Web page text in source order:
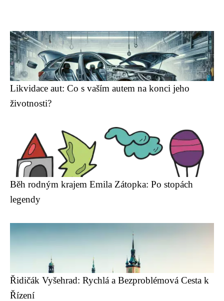
Likvidace aut: Co s vaším autem na konci jeho
životnosti?
Běh rodným krajem Emila Zátopka: Po stopách
legendy
Řidičák Vyšehrad: Rychlá a Bezproblémová Cesta k
Řízení